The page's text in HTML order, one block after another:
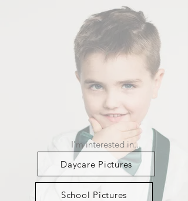
I'm interested in...
Daycare Pictures
School Pictures